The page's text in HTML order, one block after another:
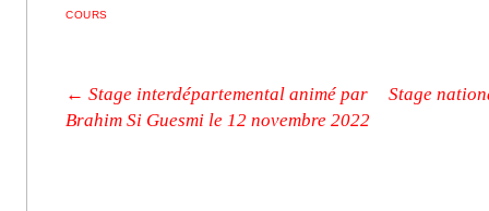
COURS
Post navigation
← Stage interdépartemental animé par
Brahim Si Guesmi le 12 novembre 2022
Stage